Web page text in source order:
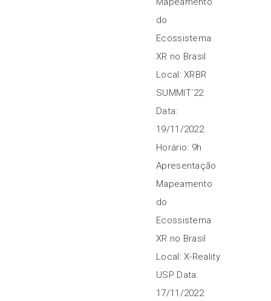
do
Ecossistema
XR no Brasil
Local: XRBR
SUMMIT´22
Data:
19/11/2022
Horário: 9h
Apresentação
Mapeamento
do
Ecossistema
XR no Brasil
Local: X-Reality
USP Data:
17/11/2022